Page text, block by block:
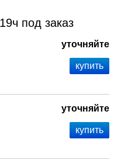
под заказ
уточняйте
уточняйте